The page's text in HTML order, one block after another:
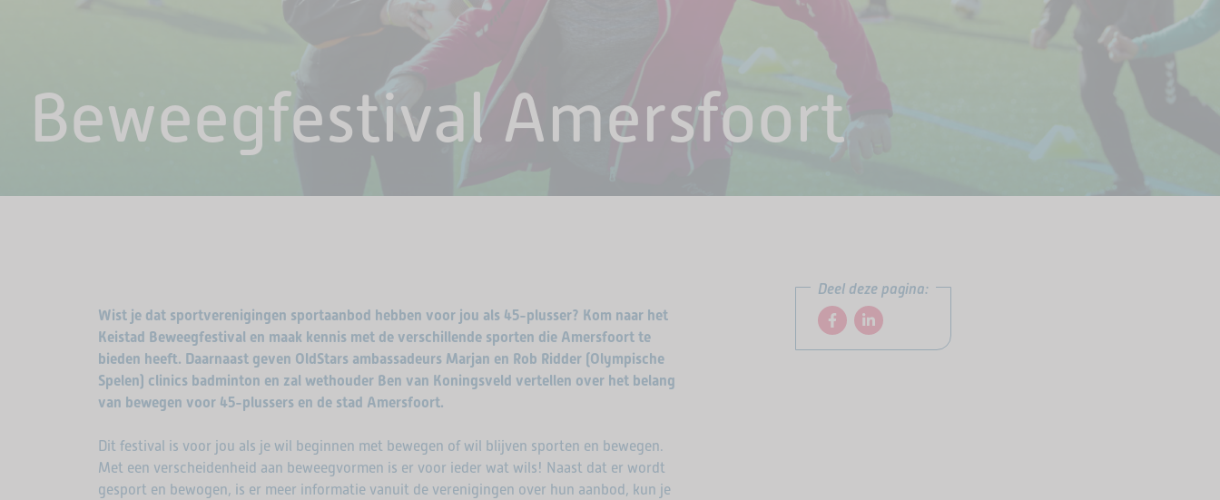
Beweegfestival Amersfoort
Wist je dat sportverenigingen sportaanbod hebben voor jou als 45-plusser? Kom naar het
Keistad Beweegfestival en maak kennis met de verschillende sporten die Amersfoort te
bieden heeft. Daarnaast geven OldStars ambassadeurs Marjan en Rob Ridder (Olympische
Spelen) clinics badminton en zal wethouder Ben van Koningsveld vertellen over het belang
van bewegen voor 45-plussers en de stad Amersfoort.
Dit festival is voor jou als je wil beginnen met bewegen of wil blijven sporten en bewegen.
Met een verscheidenheid aan beweegvormen is er voor ieder wat wils! Naast dat er wordt
gesport en bewogen, is er meer informatie vanuit de verenigingen over hun aanbod, kun je
Deel deze pagina: